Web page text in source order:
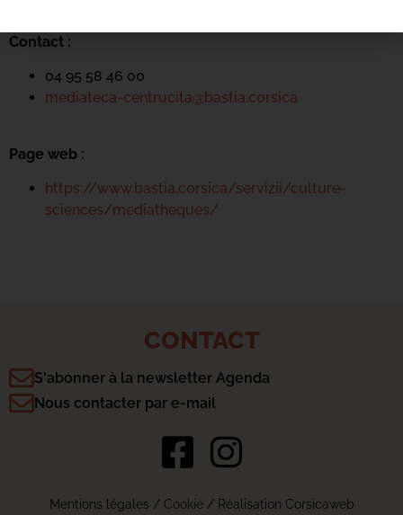
Contact :
04 95 58 46 00
mediateca-centrucita@bastia.corsica
Page web :
https://www.bastia.corsica/servizii/culture-
sciences/mediatheques/
CONTACT
S'abonner à la newsletter Agenda
Nous contacter par e-mail
Mentions légales / Cookie/ Réalisation Corsicaweb